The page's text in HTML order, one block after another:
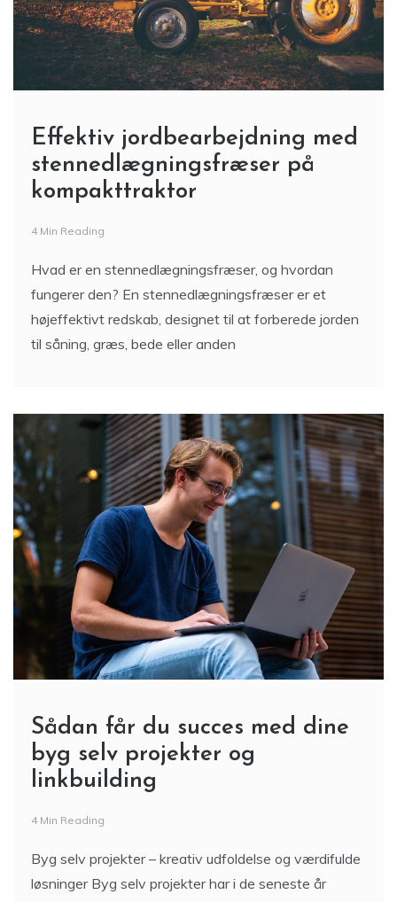
Effektiv jordbearbejdning med
stennedlægningsfræser på
kompakttraktor
4 Min Reading
Hvad er en stennedlægningsfræser, og hvordan
fungerer den? En stennedlægningsfræser er et
højeffektivt redskab, designet til at forberede jorden
til såning, græs, bede eller anden
Sådan får du succes med dine
byg selv projekter og
linkbuilding
4 Min Reading
Byg selv projekter – kreativ udfoldelse og værdifulde
løsninger Byg selv projekter har i de seneste år